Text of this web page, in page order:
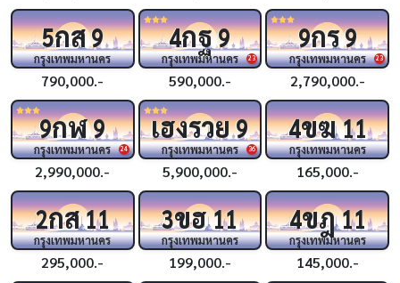
5กส9
กรุงเทพมหานคร
790,000.-
23
4กฐ9
กรุงเทพมหานคร
590,000.-
23
9กร9
กรุงเทพมหานคร
2,790,000.-
24
9กฬ9
กรุงเทพมหานคร
2,990,000.-
36
เฮงรวย9
กรุงเทพมหานคร
5,900,000.-
4ขฆ11
กรุงเทพมหานคร
165,000.-
2กส11
กรุงเทพมหานคร
295,000.-
3ขฮ11
กรุงเทพมหานคร
199,000.-
4ขฎ11
กรุงเทพมหานคร
145,000.-